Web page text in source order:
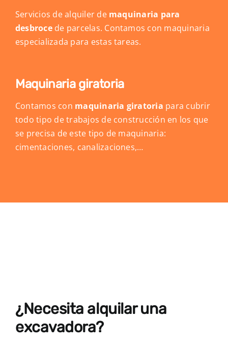
Servicios de alquiler demaquinaria para
desbrocede parcelas. Contamos con maquinaria
especializada para estas tareas.
Maquinaria giratoria
Contamos con maquinaria giratoria para cubrir
todo tipo de trabajos de construcción en los que
se precisa de este tipo de maquinaria:
cimentaciones, canalizaciones,…
¿Necesita alquilar una
excavadora?